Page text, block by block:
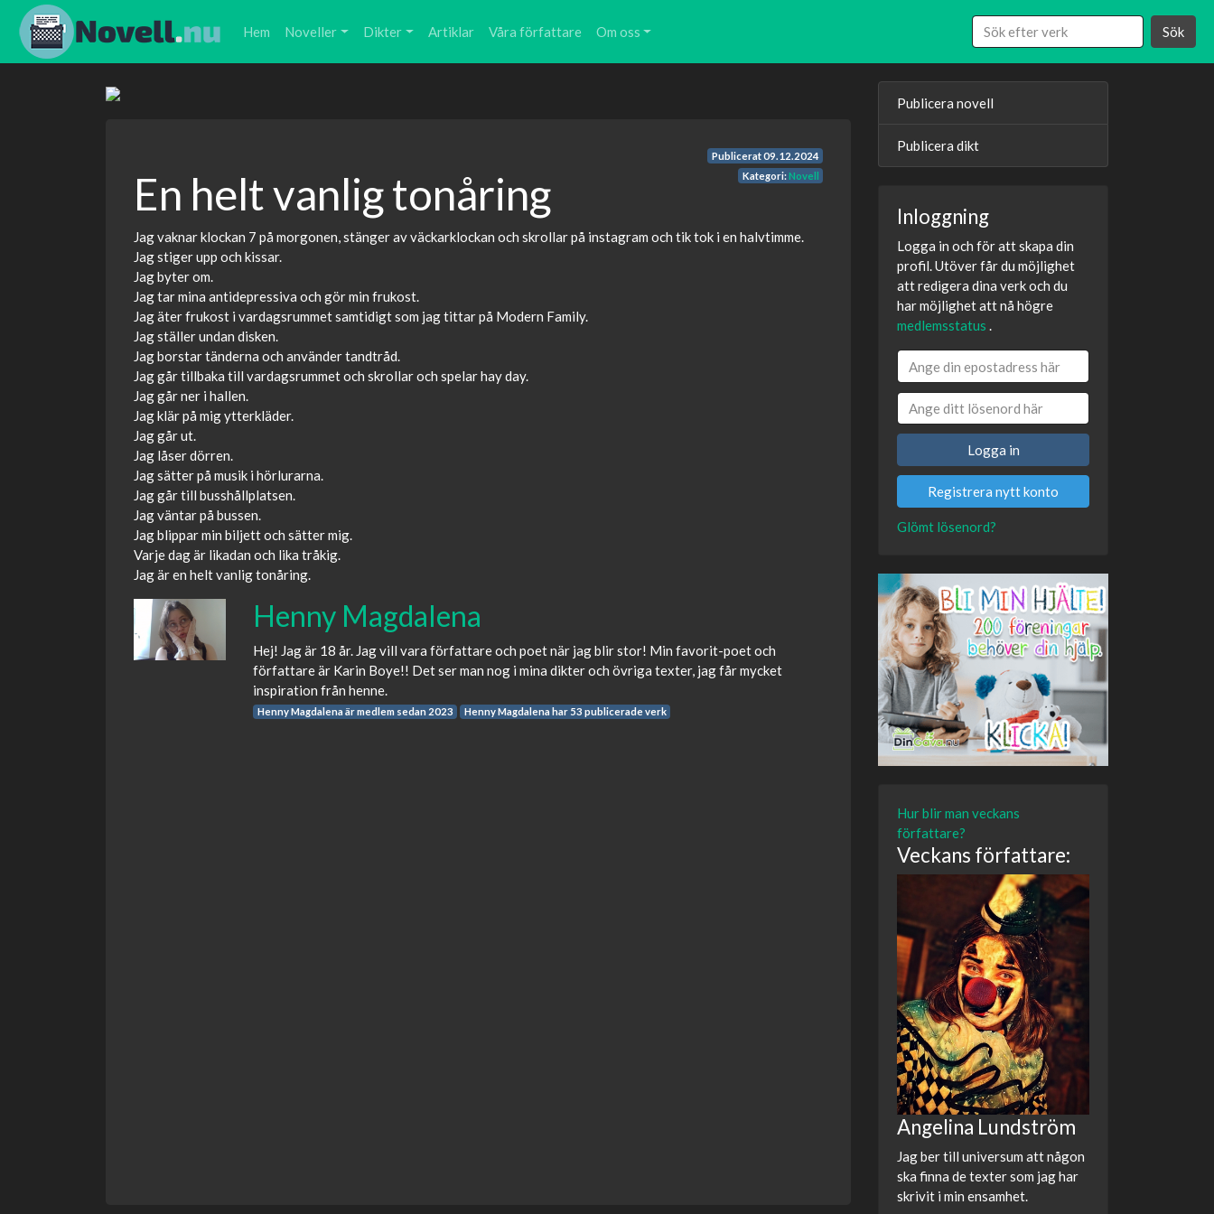
Hem Noveller Dikter Artiklar Våra författare Om oss Sök
Publicerat09.12.2024
Kategori:Novell
En helt vanlig tonåring
Jag vaknar klockan 7 på morgonen, stänger av väckarklockan och skrollar på instagram och tik tok i en halvtimme.
Jag stiger upp och kissar.
Jag byter om.
Jag tar mina antidepressiva och gör min frukost.
Jag äter frukost i vardagsrummet samtidigt som jag tittar på Modern Family.
Jag ställer undan disken.
Jag borstar tänderna och använder tandtråd.
Jag går tillbaka till vardagsrummet och skrollar och spelar hay day.
Jag går ner i hallen.
Jag klär på mig ytterkläder.
Jag går ut.
Jag låser dörren.
Jag sätter på musik i hörlurarna.
Jag går till busshållplatsen.
Jag väntar på bussen.
Jag blippar min biljett och sätter mig.
Varje dag är likadan och lika tråkig.
Jag är en helt vanlig tonåring.
Henny Magdalena
Hej! Jag är 18 år. Jag vill vara författare och poet när jag blir stor! Min favorit-poet och
författare är Karin Boye!! Det ser man nog i mina dikter och övriga texter, jag får mycket
inspiration från henne.
Henny Magdalena är medlem sedan 2023 Henny Magdalena har 53 publicerade verk
Publicera novell
Publicera dikt
Inloggning
Logga in och för att skapa din
profil. Utöver får du möjlighet
att redigera dina verk och du
har möjlighet att nå högre
medlemsstatus .
Logga in
Registrera nytt konto
Glömt lösenord?
Hur blir man veckans
författare?
Veckans författare:
Angelina Lundström
Jag ber till universum att någon
ska finna de texter som jag har
skrivit i min ensamhet.